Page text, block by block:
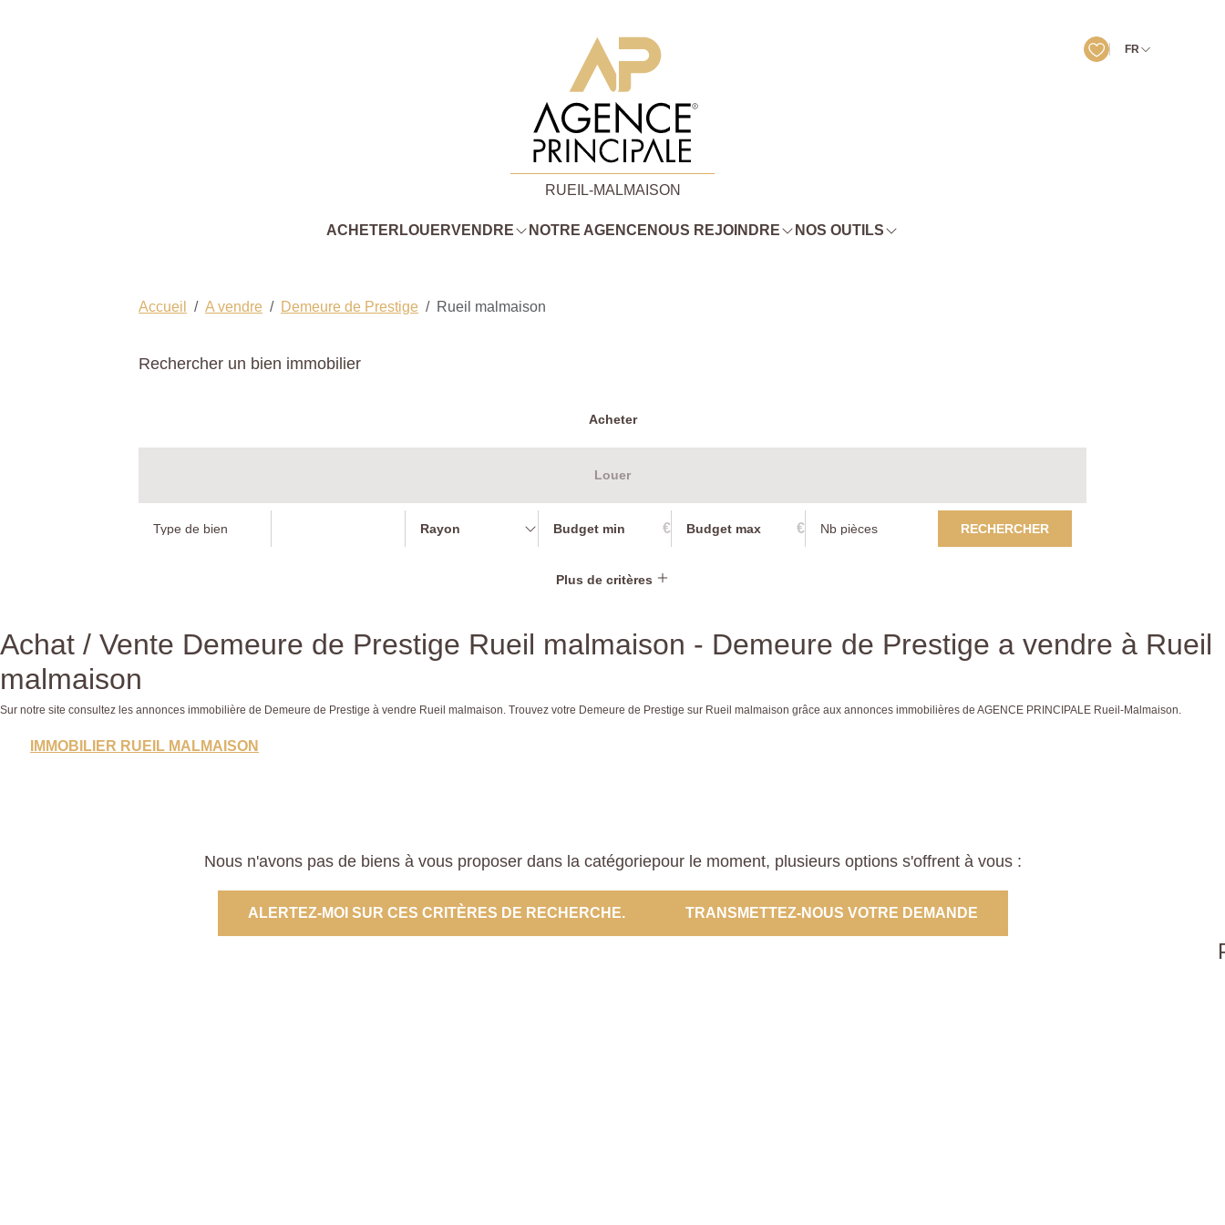
FR
RUEIL-MALMAISON
ACHETER LOUERVENDRE NOTRE AGENCE NOUS REJOINDRE NOS OUTILS
Accueil A vendre Demeure de Prestige Rueil malmaison
Rechercher un bien immobilier
Acheter
Louer
Rayon € € RECHERCHER
Plus de critères
Achat / Vente Demeure de Prestige Rueil malmaison - Demeure de Prestige a vendre à Rueil
malmaison
Sur notre site consultez les annonces immobilière de Demeure de Prestige à vendre Rueil malmaison. Trouvez votre Demeure de Prestige sur Rueil malmaison grâce aux annonces immobilières de AGENCE PRINCIPALE Rueil-Malmaison.
IMMOBILIER RUEIL MALMAISON
Nous n'avons pas de biens à vous proposer dans la catégoriepour le moment, plusieurs options s'offrent à vous :
ALERTEZ-MOI SUR CES CRITÈRES DE RECHERCHE. TRANSMETTEZ-NOUS VOTRE DEMANDE